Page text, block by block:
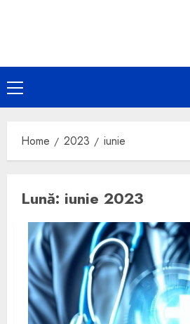
Primary
Menu
Home 2023 iunie
Lună: iunie 2023